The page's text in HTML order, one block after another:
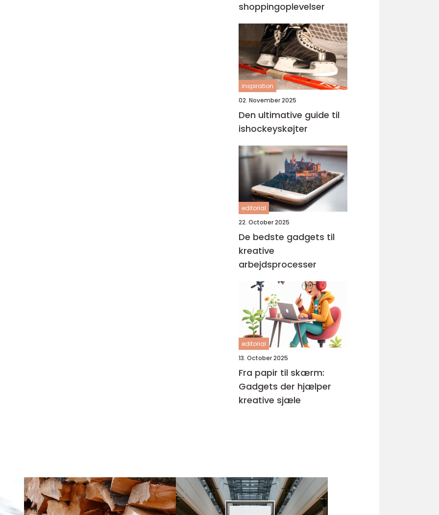
shoppingoplevelser
inspiration
02. November 2025
Den ultimative guide til
ishockeyskøjter
editorial
22. October 2025
De bedste gadgets til
kreative
arbejdsprocesser
editorial
13. October 2025
Fra papir til skærm:
Gadgets der hjælper
kreative sjæle